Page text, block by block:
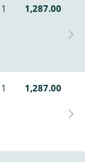
1 1,287.00
1 1,287.00